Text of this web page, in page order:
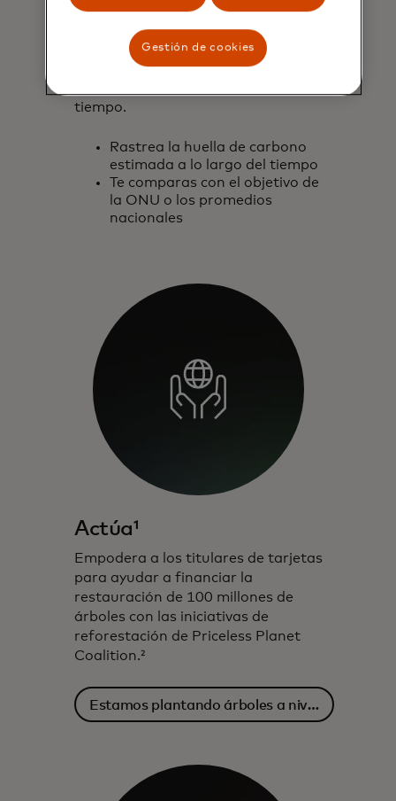
Supervisa
Permite a los titulares de tarjetas
realizar un seguimiento de su
tiempo.
Rastrea la huella de carbono
estimada a lo largo del tiempo
Te comparas con el objetivo de
la ONU o los promedios
nacionales
Actúa¹
Empodera a los titulares de tarjetas
para ayudar a financiar la
restauración de 100 millones de
árboles con las iniciativas de
reforestación de Priceless Planet
Coalition.²
Estamos plantando árboles a nivel
Gestión de cookies